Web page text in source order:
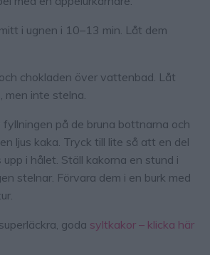
i ugnen i 10–13 min. Låt dem
chokladen över vattenbad. Låt
men inte stelna.
på de bruna bottnarna och
ljus kaka. Tryck till lite så att en del
i hålet. Ställ kakorna en stund i
stelnar. Förvara dem i en burk med
goda syltkakor – klicka här